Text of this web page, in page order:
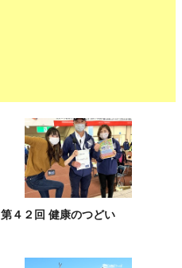
第４２回 健康のつどい